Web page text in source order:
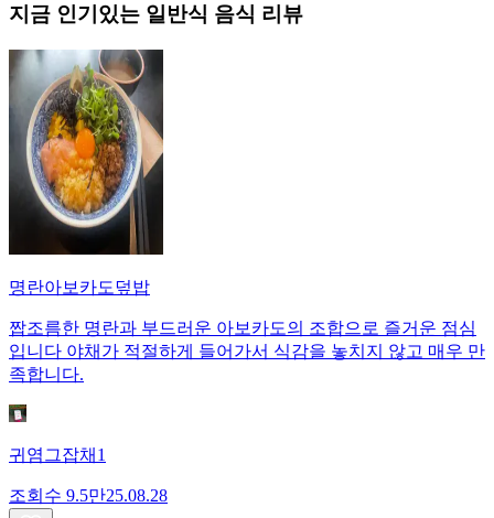
지금 인기있는 일반식 음식 리뷰
명란아보카도덮밥
짭조름한 명란과 부드러운 아보카도의 조합으로 즐거운 점심
입니다 야채가 적절하게 들어가서 식감을 놓치지 않고 매우 만
족합니다.
귀염그잡채1
조회수 9.5만25.08.28